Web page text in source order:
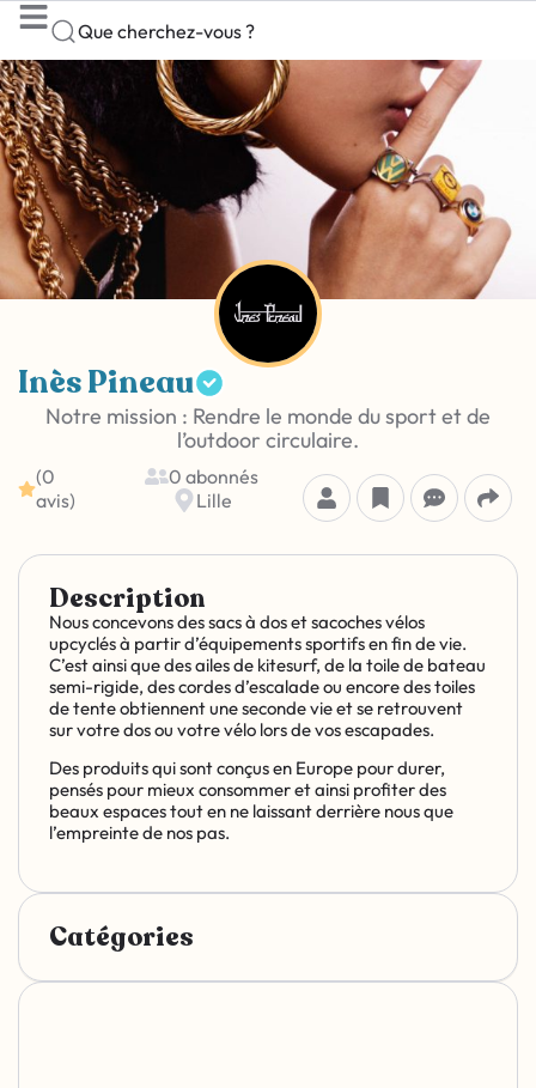
Que cherchez-vous ?
Inès Pineau
Notre mission : Rendre le monde du sport et de
l’outdoor circulaire.
(0
avis)
0 abonnés
Lille
Description
Nous concevons des sacs à dos et sacoches vélos
upcyclés à partir d’équipements sportifs en fin de vie.
C’est ainsi que des ailes de kitesurf, de la toile de bateau
semi-rigide, des cordes d’escalade ou encore des toiles
de tente obtiennent une seconde vie et se retrouvent
sur votre dos ou votre vélo lors de vos escapades.
Des produits qui sont conçus en Europe pour durer,
pensés pour mieux consommer et ainsi profiter des
beaux espaces tout en ne laissant derrière nous que
l’empreinte de nos pas.
Catégories